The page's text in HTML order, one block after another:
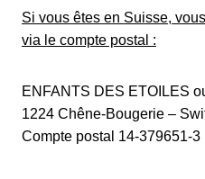
Si vous êtes en Suisse,
via le compte postal :
ENFANTS DES ETOILES
1224 Chêne-Bougerie –
Compte postal 14-379651-3